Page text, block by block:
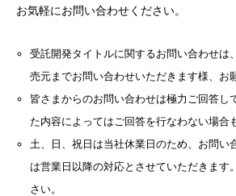
お気軽にお問い合わせください。
受託開発タイトルに関するお問い合わせは
売元までお問い合わせいただきます様、お
皆さまからのお問い合わせは極力ご回答し
た内容によってはご回答を行なわない場合
土、日、祝日は当社休業日のため、お問い
は営業日以降の対応とさせていただきます
さい。